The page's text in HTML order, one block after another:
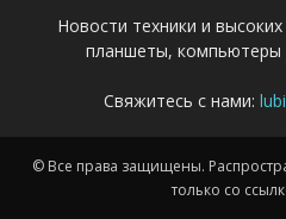
Новости техники и
планшеты, компьютеры
Свяжитесь с нами:
© Все права защищены.
только со